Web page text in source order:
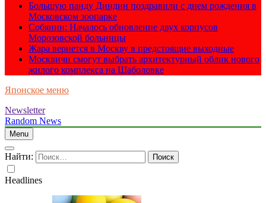
Большую панду Диндин поздравили с днем рождения в
Московском зоопарке
Собянин: Началось обновление двух корпусов
Морозовской больницы
Жара вернется в Москву в предстоящие выходные
Москвичи смогут выбрать архитектурный облик нового
жилого комплекса на Шаболовке
Японское меню
Newsletter
Random News
Menu
Найти:
Headlines